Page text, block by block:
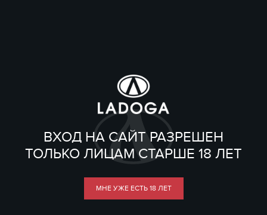
ВХОД НА САЙТ РАЗРЕШЕН
ТОЛЬКО ЛИЦАМ СТАРШЕ 18 ЛЕТ
МНЕ УЖЕ ЕСТЬ 18 ЛЕТ